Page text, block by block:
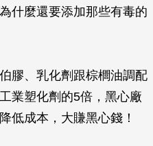
什麼還要添加那些有毒的
膠、乳化劑跟棕櫚油調配
業塑化劑的5倍，黑心廠
低成本，大賺黑心錢！